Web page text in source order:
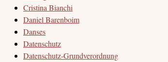
Cristina Bianchi
Daniel Barenboim
Danses
Datenschutz
Datenschutz-Grundverordnung